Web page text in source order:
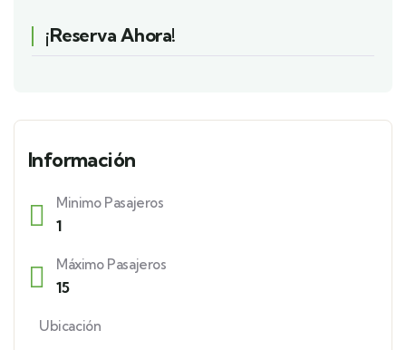
¡Reserva Ahora!
Información
Minimo Pasajeros
1
Máximo Pasajeros
15
Ubicación